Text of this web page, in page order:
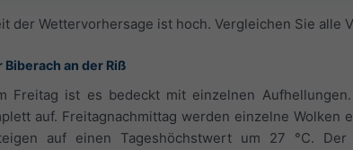
der Wettervorhersage ist hoch. Vergleichen Sie alle
an der Riß
Freitag ist es bedeckt mit einzelnen
auf. Freitagnachmittag werden einzelne Wolken
auf einen Tageshöchstwert um 27 °C.